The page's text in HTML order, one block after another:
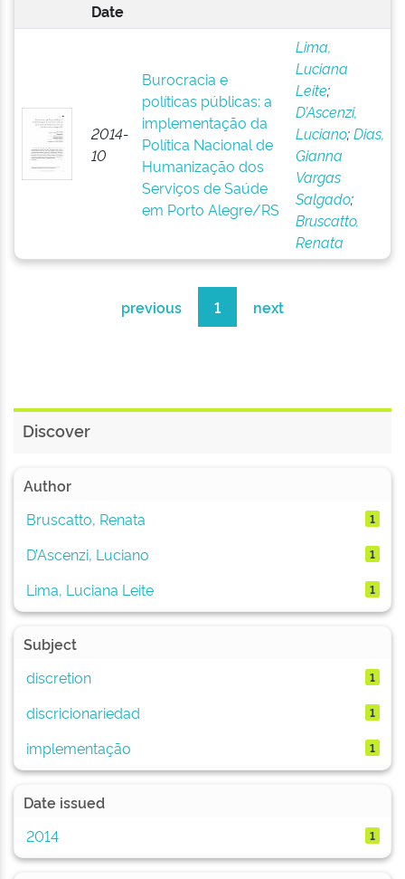
Date
2014-
10
Burocracia e
políticas públicas: a
implementação da
Política Nacional de
Humanização dos
Serviços de Saúde
em Porto Alegre/RS
Lima,
Luciana
Leite;
D’Ascenzi,
Luciano;Dias,
Gianna
Vargas
Salgado;
Bruscatto,
Renata
previous 1 next
Discover
Author
Bruscatto, Renata
1
D’Ascenzi, Luciano 1
Lima, Luciana Leite 1
Subject
discretion
1
discricionariedad 1
implementação 1
Date issued
2014
1